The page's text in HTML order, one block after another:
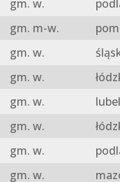
gm. w.
gm. m-w.
gm. w.
gm. w.
gm. w.
gm. w.
gm. w.
gm. w.